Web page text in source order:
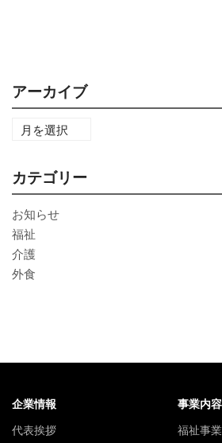
アーカイブ
カテゴリー
お知らせ
福祉
介護
外食
企業情報
代表挨拶
事業内容
福祉事業